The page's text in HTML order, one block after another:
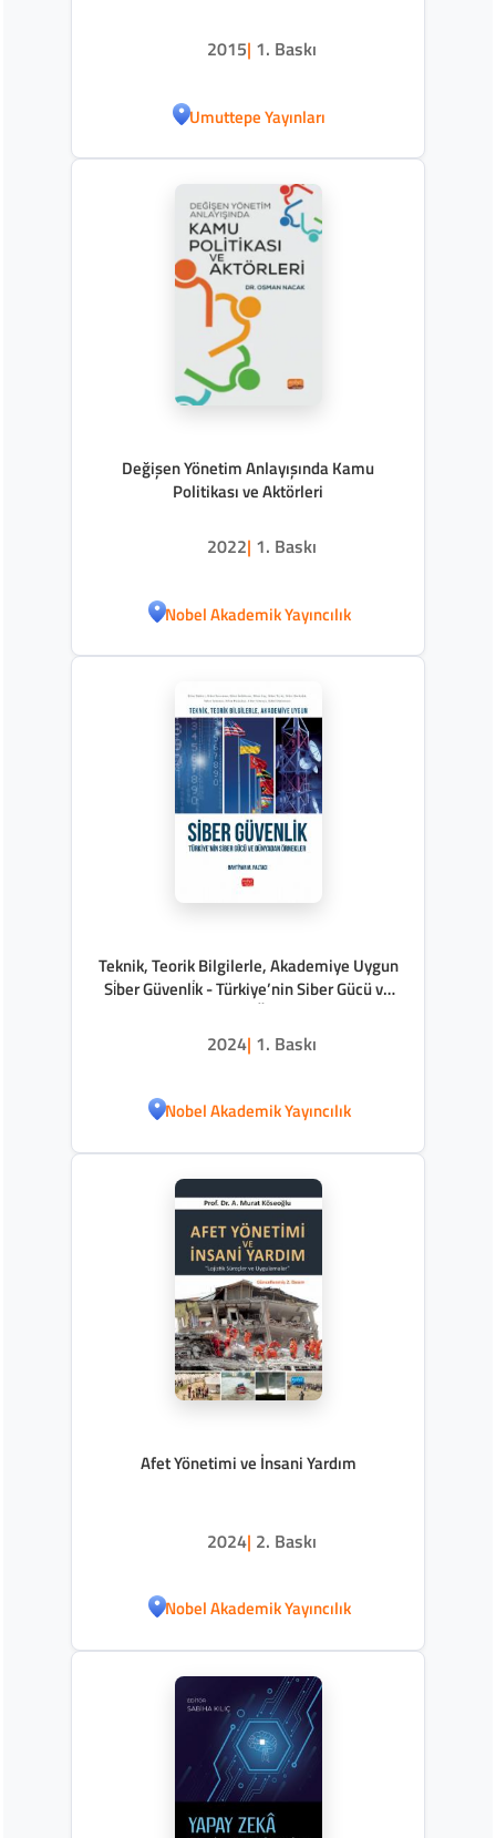
2015| 1. Baskı
Umuttepe Yayınları
Değişen Yönetim Anlayışında Kamu
Politikası ve Aktörleri
2022| 1. Baskı
Nobel Akademik Yayıncılık
Teknik, Teorik Bilgilerle, Akademiye Uygun
Si̇ber Güvenli̇k - Türkiye’nin Siber Gücü ve
Dünyadan Örnekler
2024| 1. Baskı
Nobel Akademik Yayıncılık
Afet Yönetimi ve İnsani Yardım
2024| 2. Baskı
Nobel Akademik Yayıncılık